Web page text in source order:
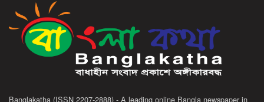
Banglakatha (ISSN 2207-2888) - A leading online Bangla newspaper in